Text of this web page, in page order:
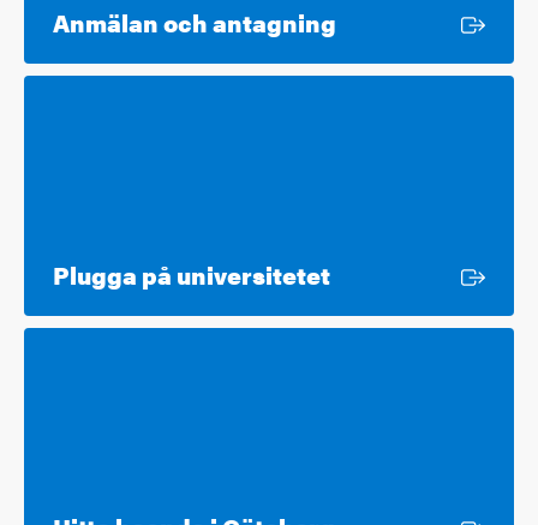
Anmälan och antagning Extern länk
Plugga på universitetetExtern länk